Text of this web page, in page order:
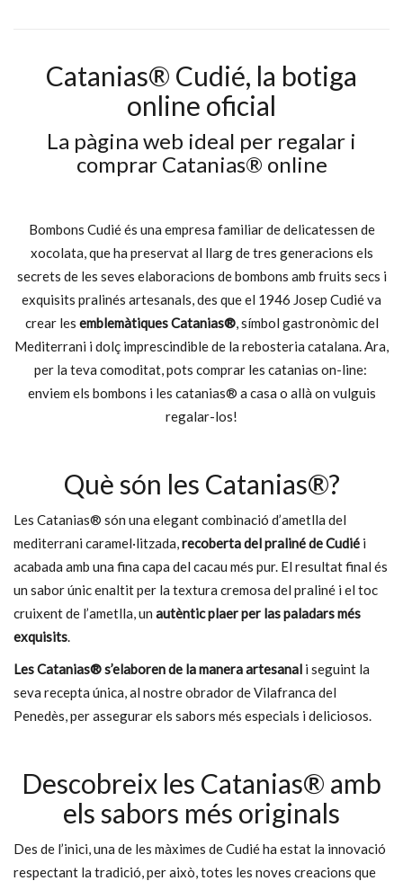
Avellanes Gaudí 80g – 18u Aprox.
5,20€
AFEGEIX A LA CISTELLA
Catanias® Cudié, la botiga
online oficial
La pàgina web ideal per regalar i
comprar Catanias® online
Bombons Cudié és una empresa familiar de delicatessen de
xocolata, que ha preservat al llarg de tres generacions els
secrets de les seves elaboracions de bombons amb fruits secs i
exquisits pralinés artesanals, des que el 1946 Josep Cudié va
crear les emblemàtiques Catanias®, símbol gastronòmic del
Mediterrani i dolç imprescindible de la rebosteria catalana. Ara,
per la teva comoditat, pots comprar les catanias on-line:
enviem els bombons i les catanias® a casa o allà on vulguis
regalar-los!
Què són les Catanias®?
Les Catanias® són una elegant combinació d’ametlla del
mediterrani caramel·litzada, recoberta del praliné de Cudié i
acabada amb una fina capa del cacau més pur. El resultat final és
un sabor únic enaltit per la textura cremosa del praliné i el toc
cruixent de l’ametlla, un autèntic plaer per las paladars més
exquisits
Les Catanias® s’elaboren de la manera artesanal i seguint la
seva recepta única, al nostre obrador de Vilafranca del
Penedès, per assegurar els sabors més especials i deliciosos.
Descobreix les Catanias® amb
els sabors més originals
Des de l’inici, una de les màximes de Cudié ha estat la innovació
respectant la tradició, per això, totes les noves creacions que